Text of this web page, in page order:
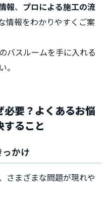
報、 プロによる施工の流
情報をわかりやすくご案
バスルームを手に入れる
。
要？よくあるお悩
すること
かけ
さまざまな問題が現れや